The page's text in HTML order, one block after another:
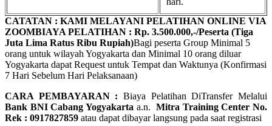
CATATAN : KAMI MELAYANI PELATIHAN ONLINE VIA
ZOOMBIAYA PELATIHAN : Rp. 3.500.000,-/Peserta (Tiga
Juta Lima Ratus Ribu Rupiah)Bagi peserta Group Minimal 5
orang untuk wilayah Yogyakarta dan Minimal 10 orang diluar
Yogyakarta dapat Request untuk Tempat dan Waktunya (Konfirmasi
7 Hari Sebelum Hari Pelaksanaan)
CARA PEMBAYARAN : Biaya Pelatihan DiTransfer Melalui
Bank BNI Cabang Yogyakarta a.n. Mitra Training Center No.
Rek : 0917827859 atau dapat dibayar langsung pada saat registrasi